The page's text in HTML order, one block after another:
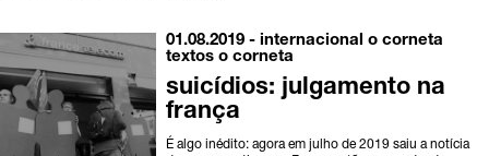
01.08.2019 -internacional o corneta
textos o corneta
suicídios: julgamento na
frança
É algo inédito: agora em julho de 2019 saiu a notícia